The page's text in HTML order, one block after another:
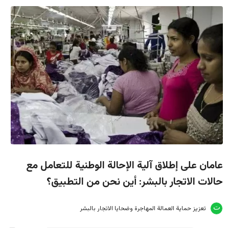
عامان على إطلاق آلية الإحالة الوطنية للتعامل مع
حالات الاتجار بالبشر: أين نحن من التطبيق؟
تعزيز حماية العمالة المهاجرة وضحايا الاتجار بالبشر